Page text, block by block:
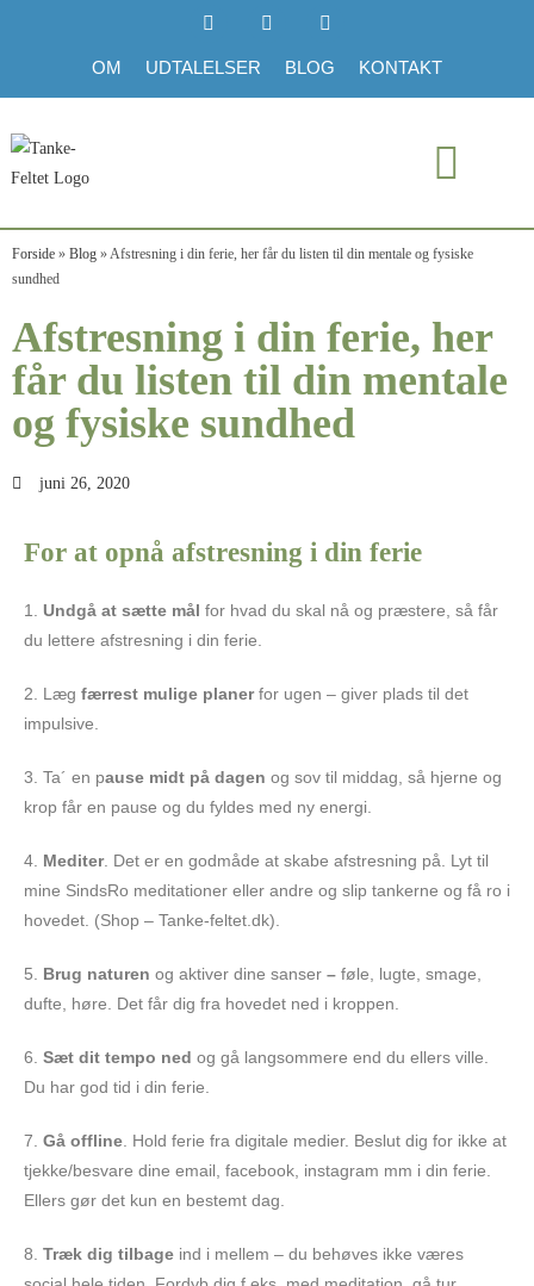
OM UDTALELSER BLOG KONTAKT
Forside » Blog »Afstresning i din ferie, her får du listen til din mentale og fysiske
sundhed
Afstresning i din ferie, her
får du listen til din mentale
og fysiske sundhed
juni 26, 2020
For at opnå afstresning i din ferie
1. Undgå at sætte mål for hvad du skal nå og præstere, så får
du lettere afstresning i din ferie.
2. Læg færrest mulige planerfor ugen – giver plads til det
impulsive.
3. Ta´ en pause midt på dagen og sov til middag, så hjerne og
krop får en pause og du fyldes med ny energi.
4. Mediter. Det er en godmåde at skabe afstresning på. Lyt til
mine SindsRo meditationer eller andre og slip tankerne og få ro i
hovedet. (Shop – Tanke-feltet.dk).
5. Brug naturen og aktiver dine sanser – føle, lugte, smage,
dufte, høre. Det får dig fra hovedet ned i kroppen.
6. Sæt dit tempo ned og gå langsommere end du ellers ville.
Du har god tid i din ferie.
7. Gå offline . Hold ferie fra digitale medier. Beslut dig for ikke at
tjekke/besvare dine email, facebook, instagram mm i din ferie.
Ellers gør det kun en bestemt dag.
8. Træk dig tilbage ind i mellem – du behøves ikke væres